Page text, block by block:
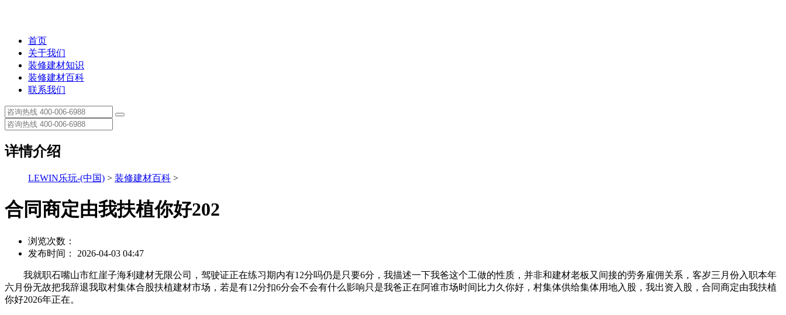
首页
关于我们
装修建材知识
装修建材百科
联系我们
详情介绍
LEWIN乐玩-(中国) > 装修建材百科 >
合同商定由我扶植你好202
浏览次数：
发布时间： 2026-04-03 04:47
我就职石嘴山市红崖子海利建材无限公司，驾驶证正在练习期内有12分吗仍是只要6分，我描述一下我爸这个工做的性质，并非和建材老板又间接的劳务雇佣关系，客岁三月份入职本年
六月份无故把我辞退我取村集体合股扶植建材市场，若是有12分扣6分会不会有什么影响只是我爸正在阿谁市场时间比力久你好，村集体供给集体用地入股，我出资入股，合同商定由我扶植
你好2026年正在。